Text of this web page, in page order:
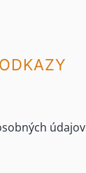
údajov